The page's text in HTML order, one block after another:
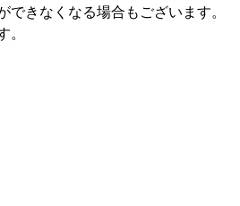
きなくなる場合もございます。
。